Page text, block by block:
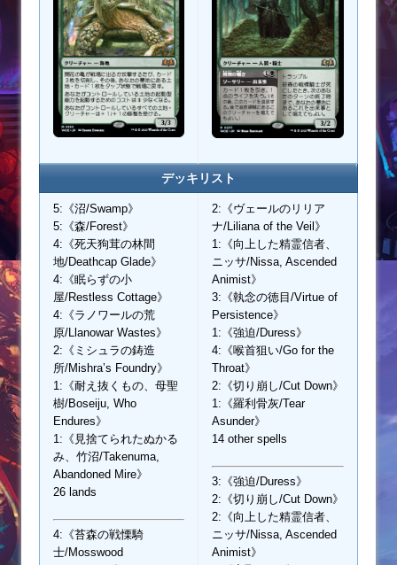
デッキリスト
5:《沼/Swamp》
5:《森/Forest》
4:《死天狗茸の林間
地/Deathcap Glade》
4:《眠らずの小
屋/Restless Cottage》
4:《ラノワールの荒
原/Llanowar Wastes》
2:《ミシュラの鋳造
所/Mishra’s Foundry》
1:《耐え抜くもの、母聖
樹/Boseiju, Who
Endures》
1:《見捨てられたぬかる
み、竹沼/Takenuma,
Abandoned Mire》
26 lands
4:《苔森の戦慄騎
士/Mosswood
2:《ヴェールのリリア
ナ/Liliana of the Veil》
1:《向上した精霊信者、
ニッサ/Nissa, Ascended
Animist》
3:《執念の徳目/Virtue of
Persistence》
1:《強迫/Duress》
4:《喉首狙い/Go for the
Throat》
2:《切り崩し/Cut Down》
1:《羅利骨灰/Tear
Asunder》
14 other spells
3:《強迫/Duress》
2:《切り崩し/Cut Down》
2:《向上した精霊信者、
ニッサ/Nissa, Ascended
Animist》